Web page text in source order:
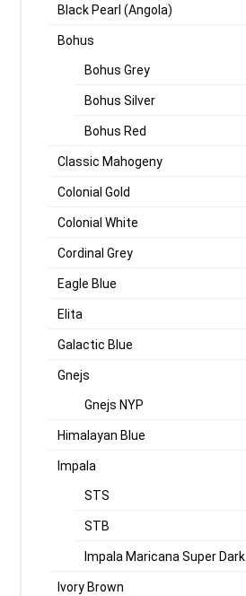
Black Pearl (Angola)
Bohus
Bohus Grey
Bohus Silver
Bohus Red
Classic Mahogeny
Colonial Gold
Colonial White
Cordinal Grey
Eagle Blue
Elita
Galactic Blue
Gnejs
Gnejs NYP
Himalayan Blue
Impala
STS
STB
Impala Maricana Super Dark
Ivory Brown